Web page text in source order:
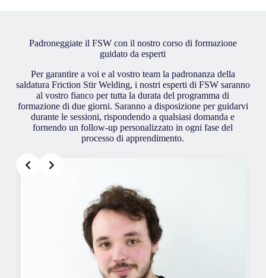
Padroneggiate il FSW con il nostro corso di formazione
guidato da esperti
Per garantire a voi e al vostro team la padronanza della
saldatura Friction Stir Welding, i nostri esperti di FSW saranno
al vostro fianco per tutta la durata del programma di
formazione di due giorni. Saranno a disposizione per guidarvi
durante le sessioni, rispondendo a qualsiasi domanda e
fornendo un follow-up personalizzato in ogni fase del
processo di apprendimento.